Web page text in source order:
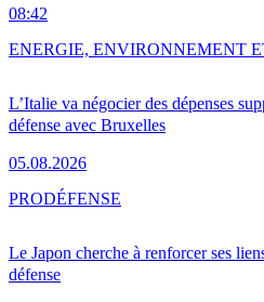
08:42
L’Italie va négocier des dépenses
défense avec Bruxelles
05.08.2026
ENERGIE, ENVIRONNEMENT
Le Japon cherche à renforcer ses
défense
PRODÉFENSE